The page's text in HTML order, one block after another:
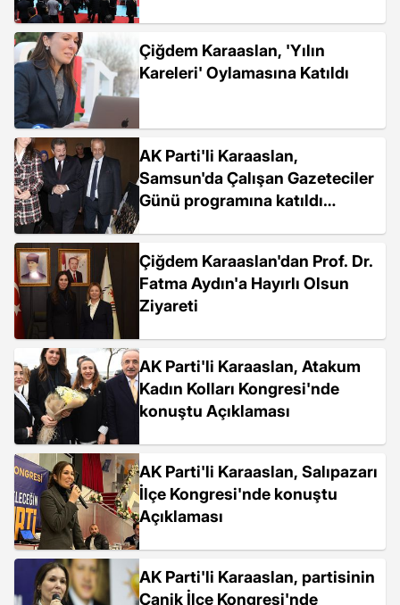
Çiğdem Karaaslan, 'Yılın
Kareleri' Oylamasına Katıldı
AK Parti'li Karaaslan,
Samsun'da Çalışan Gazeteciler
Günü programına katıldı
Çiğdem Karaaslan'dan Prof. Dr.
Fatma Aydın'a Hayırlı Olsun
Ziyareti
AK Parti'li Karaaslan, Atakum
Kadın Kolları Kongresi'nde
konuştu Açıklaması
AK Parti'li Karaaslan, Salıpazarı
İlçe Kongresi'nde konuştu
Açıklaması
AK Parti'li Karaaslan, partisinin
Canik İlçe Kongresi'nde